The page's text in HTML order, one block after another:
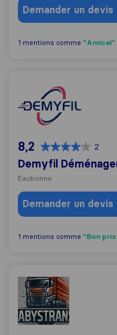
Demander un devis
1 mentions comme "Amical"
Demyfil
8,2 2
Demyfil
Eaubonne
Demander un devis
1 mentions comme "Bon
Abystrans